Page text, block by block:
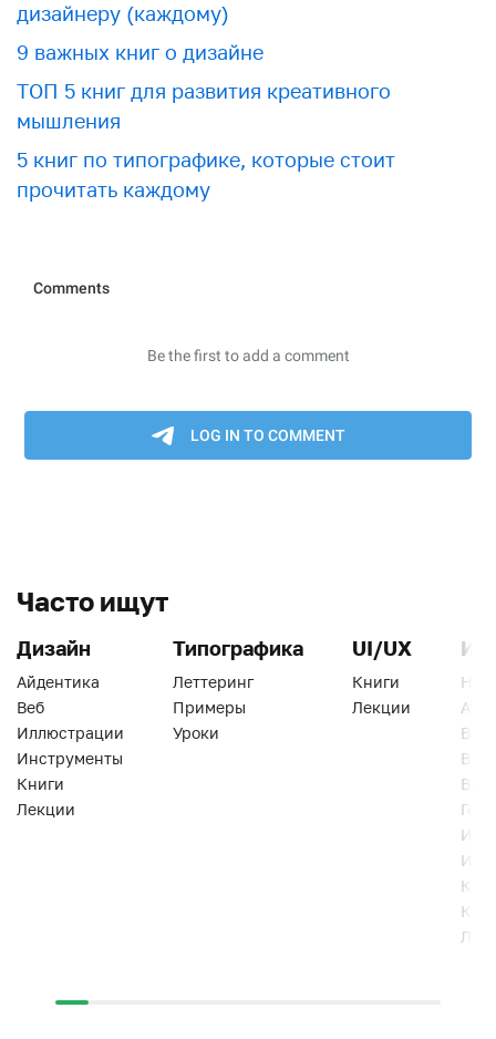
дизайнеру (каждому)
9 важных книг о дизайне
ТОП 5 книг для развития креативного
мышления
5 книг по типографике, которые стоит
прочитать каждому
Часто ищут
Дизайн
Айдентика
Веб
Иллюстрации
Инструменты
Книги
Лекции
Типографика
Леттеринг
Примеры
Уроки
UI/UX
Книги
Лекции
Веб